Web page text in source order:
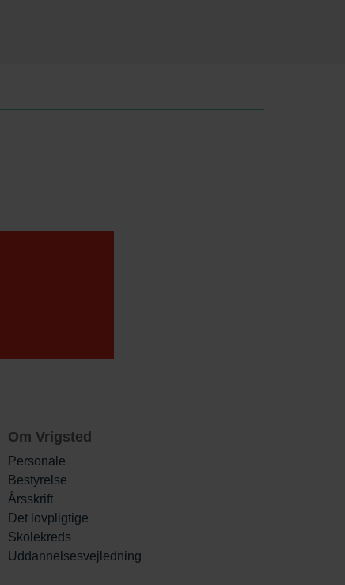
Om Vrigsted
Personale
Bestyrelse
Årsskrift
Det lovpligtige
Skolekreds
Uddannelsesvejledning